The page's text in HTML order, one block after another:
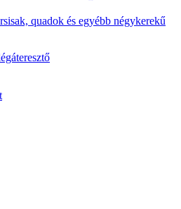
quadok és egyébb négykerekű